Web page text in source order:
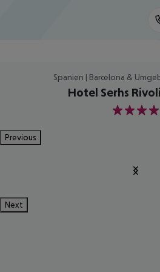
Spanien | Barcelona &
Hotel Serhs
4
Previous
Next